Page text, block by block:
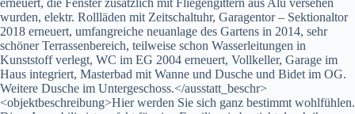
erneuert, die Fenster zusätzlich mit Fliegengittern aus Alu versehen
wurden, elektr. Rollläden mit Zeitschaltuhr, Garagentor – Sektionaltor
2018 erneuert, umfangreiche neuanlage des Gartens in 2014, sehr
schöner Terrassenbereich, teilweise schon Wasserleitungen in
Kunststoff verlegt, WC im EG 2004 erneuert, Vollkeller, Garage im
Haus integriert, Masterbad mit Wanne und Dusche und Bidet im OG.
Weitere Dusche im Untergeschoss.</ausstatt_beschr>
<objektbeschreibung>Hier werden Sie sich ganz bestimmt wohlfühlen.